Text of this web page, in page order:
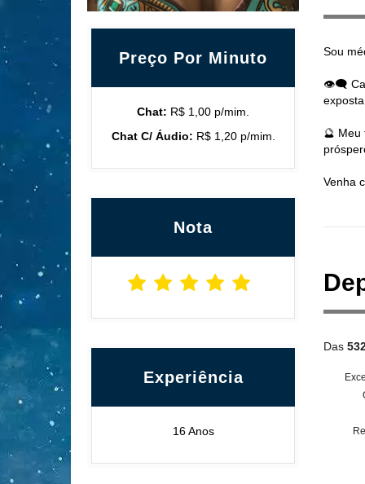
Preço Por Minuto
Chat: R$ 1,00 p/mim.
Chat C/ Áudio: R$ 1,20 p/mim.
Nota
Experiência
16 Anos
Sou
👁️‍🗨️
🔮 Meu
Venha
Das